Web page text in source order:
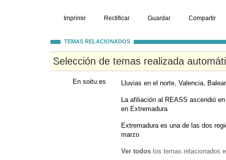
Imprimir Rectificar Guardar Compartir
TEMAS RELACIONADOS
Selección de temas realizada
En soitu.es Lluvias en el norte, Valencia,
La afiliación al REASS ascendió
en Extremadura
Extremadura es una de las dos
marzo
Ver todos los temas relacionados